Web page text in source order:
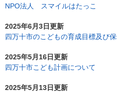
NPO法人 スマイルはたっこ
2025年6月3日更新
四万十市のこどもの育成目標及び
2025年5月16日更新
四万十市こども計画について
2025年5月13日更新